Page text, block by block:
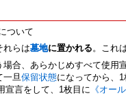
ついて
れらは墓地に置かれる。これ
合、あらかじめすべて使
旦 保留状態になってから、1
宣言をして、1枚目に 《オー